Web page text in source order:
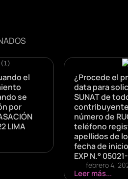
el
se
por
LIMA
¿Procede el
data para
SUNAT de
número de
teléfono
apellidos de
fecha de
EXP N.°
febrero 4,
Leer más...